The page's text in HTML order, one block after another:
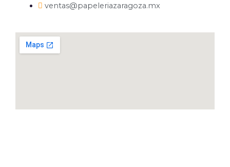
ventas@papeleriazaragoza.mx